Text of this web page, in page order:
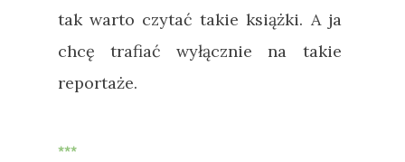
tak warto czytać takie książki. A ja
chcę trafiać wyłącznie na takie
reportaże.
***